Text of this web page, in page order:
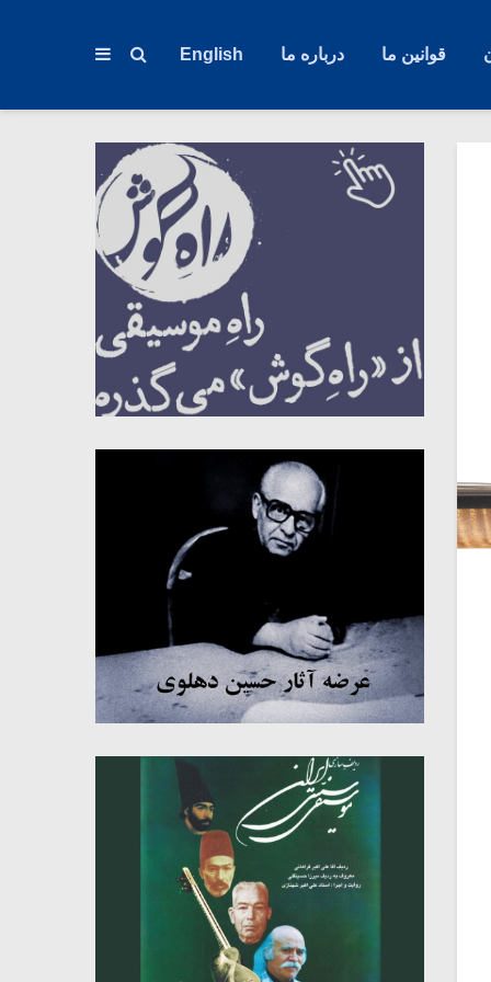
قوانین ما درباره ما English
میکلوش روژا